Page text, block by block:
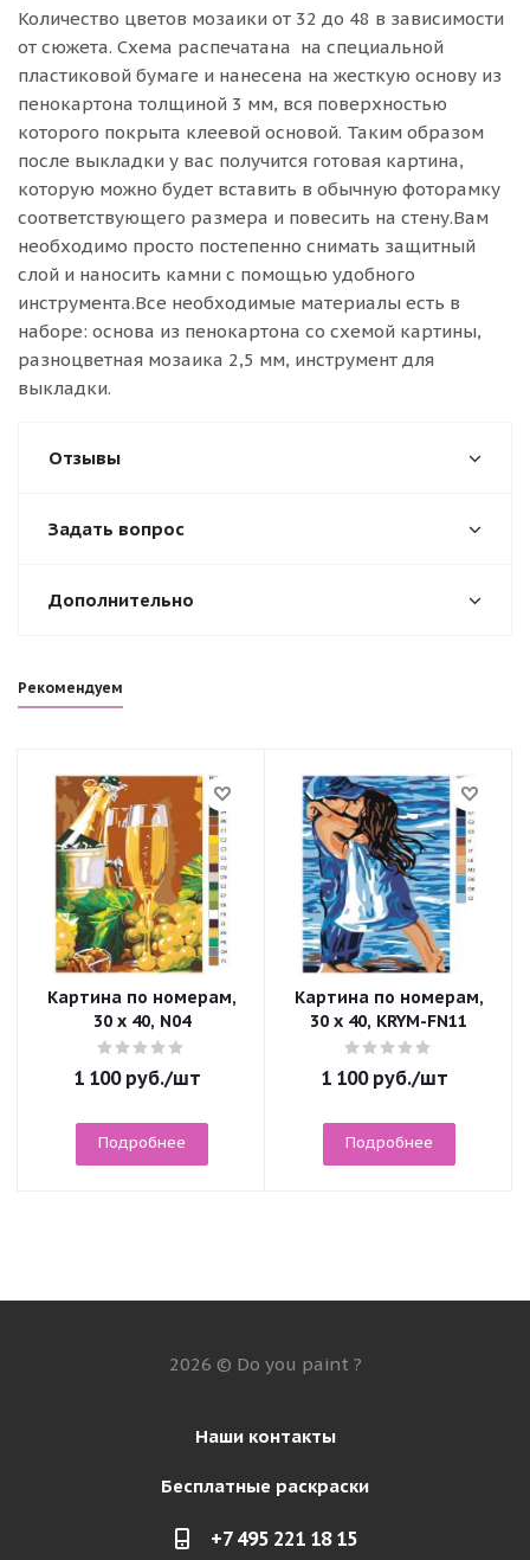
Количество цветов мозаики от 32 до 48 в зависимости
от сюжета. Схема распечатана на специальной
пластиковой бумаге и нанесена на жесткую основу из
пенокартона толщиной 3 мм, вся поверхностью
которого покрыта клеевой основой. Таким образом
после выкладки у вас получится готовая картина,
которую можно будет вставить в обычную фоторамку
соответствующего размера и повесить на стену.Вам
необходимо просто постепенно снимать защитный
слой и наносить камни с помощью удобного
инструмента.Все необходимые материалы есть в
наборе: основа из пенокартона со схемой картины,
разноцветная мозаика 2,5 мм, инструмент для
выкладки.
Отзывы
Задать вопрос
Дополнительно
Рекомендуем
Картина по номерам,
30 x 40, N04
1 100руб./шт
Подробнее
Картина по номерам,
30 x 40, KRYM-FN11
1 100руб./шт
Подробнее
2026 © Do you paint ?
Наши контакты
Бесплатные раскраски
+7 495 221 18 15